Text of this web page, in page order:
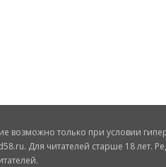
только при условии
Для читателей старше 18 лет.